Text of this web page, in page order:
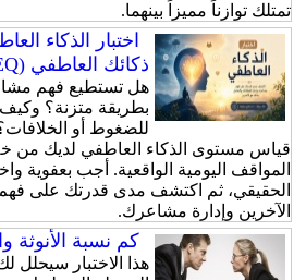
تمتلك توازناً مميزاً بينهما.
اختبار الذكاء
ذكائك العاطفي (EQ)
هل تستطيع فهم
بطريقة متزنة؟
للضغوط أو
قياس مستوى الذكاء العاطفي لديك من
المواقف اليومية الواقعية. أجب بعفوية
الحقيقي، ثم اكتشف مدى قدرتك على
الآخرين وإدارة مشاعرك.
كم نسبة الأنوثة
هذا الاختبار سيحلل